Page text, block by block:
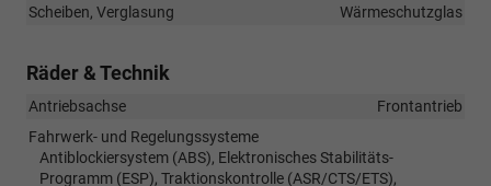
Scheiben, Verglasung Wärmeschutzglas
Räder & Technik
Antriebsachse
Frontantrieb
Fahrwerk- und Regelungssysteme
Antiblockiersystem (ABS), Elektronisches Stabilitäts-
Programm (ESP), Traktionskontrolle (ASR/CTS/ETS),